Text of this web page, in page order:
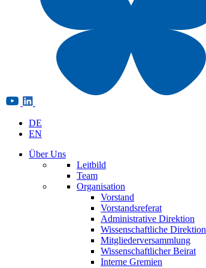
DE
EN
Über Uns
Leitbild
Team
Organisation
Vorstand
Vorstandsreferat
Administrative Direktion
Wissenschaftliche Direktion
Mitgliederversammlung
Wissenschaftlicher Beirat
Interne Gremien